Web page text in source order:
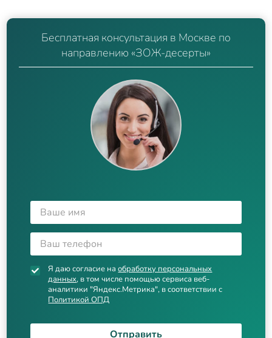
Бесплатная консультация в Москве по
направлению «ЗОЖ-десерты»
Я даю согласие наобработку персональных
данных, в том числе помощью сервиса веб-
аналитики "Яндекс.Метрика", в соответствии с
Политикой ОПД
Отправить